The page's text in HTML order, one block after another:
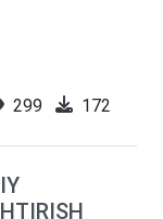
aniqlash,
ishlab
hisobga
299 172